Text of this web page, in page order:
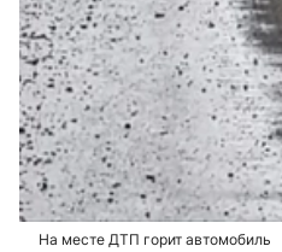
На месте ДТП горит автомобиль